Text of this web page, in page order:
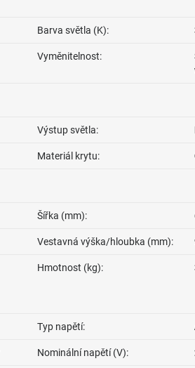
Barva světla (K):
Vyměnitelnost:
Výstup světla:
Materiál krytu:
Šířka (mm):
Vestavná výška/hloubka (mm):
Hmotnost (kg):
Typ napětí:
Nominální napětí (V):